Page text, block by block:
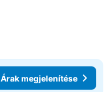
Árak megjelenítése